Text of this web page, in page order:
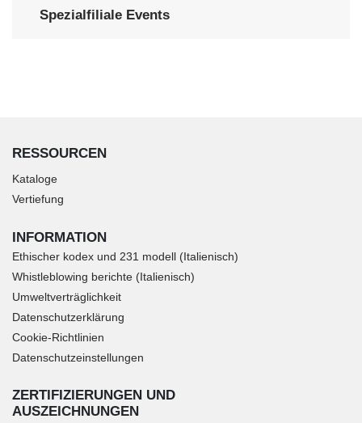
Spezialfiliale Events
RESSOURCEN
Kataloge
Vertiefung
INFORMATION
Ethischer kodex und 231 modell (Italienisch)
Whistleblowing berichte (Italienisch)
Umweltverträglichkeit
Datenschutzerklärung
Cookie-Richtlinien
Datenschutzeinstellungen
ZERTIFIZIERUNGEN UND
AUSZEICHNUNGEN